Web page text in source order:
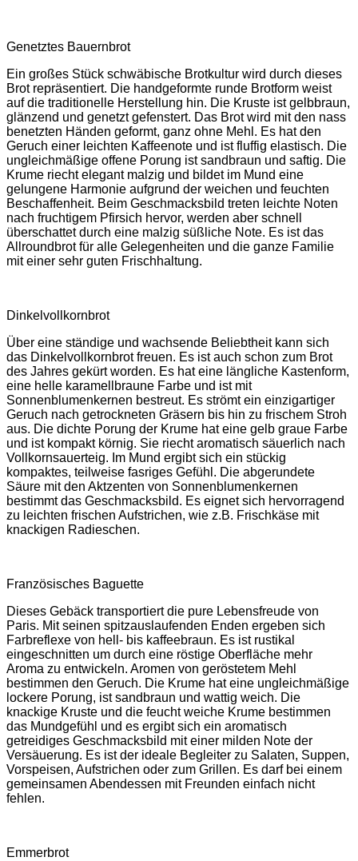
Genetztes Bauernbrot
Ein großes Stück schwäbische Brotkultur wird durch dieses
Brot repräsentiert. Die handgeformte runde Brotform weist
auf die traditionelle Herstellung hin. Die Kruste ist gelbbraun,
glänzend und genetzt gefenstert. Das Brot wird mit den nass
benetzten Händen geformt, ganz ohne Mehl. Es hat den
Geruch einer leichten Kaffeenote und ist fluffig elastisch. Die
ungleichmäßige offene Porung ist sandbraun und saftig. Die
Krume riecht elegant malzig und bildet im Mund eine
gelungene Harmonie aufgrund der weichen und feuchten
Beschaffenheit. Beim Geschmacksbild treten leichte Noten
nach fruchtigem Pfirsich hervor, werden aber schnell
überschattet durch eine malzig süßliche Note. Es ist das
Allroundbrot für alle Gelegenheiten und die ganze Familie
mit einer sehr guten Frischhaltung.
Dinkelvollkornbrot
Über eine ständige und wachsende Beliebtheit kann sich
das Dinkelvollkornbrot freuen. Es ist auch schon zum Brot
des Jahres gekürt worden. Es hat eine längliche Kastenform,
eine helle karamellbraune Farbe und ist mit
Sonnenblumenkernen bestreut. Es strömt ein einzigartiger
Geruch nach getrockneten Gräsern bis hin zu frischem Stroh
aus. Die dichte Porung der Krume hat eine gelb graue Farbe
und ist kompakt körnig. Sie riecht aromatisch säuerlich nach
Vollkornsauerteig. Im Mund ergibt sich ein stückig
kompaktes, teilweise fasriges Gefühl. Die abgerundete
Säure mit den Aktzenten von Sonnenblumenkernen
bestimmt das Geschmacksbild. Es eignet sich hervorragend
zu leichten frischen Aufstrichen, wie z.B. Frischkäse mit
knackigen Radieschen.
Französisches Baguette
Dieses Gebäck transportiert die pure Lebensfreude von
Paris. Mit seinen spitzauslaufenden Enden ergeben sich
Farbreflexe von hell- bis kaffeebraun. Es ist rustikal
eingeschnitten um durch eine röstige Oberfläche mehr
Aroma zu entwickeln. Aromen von geröstetem Mehl
bestimmen den Geruch. Die Krume hat eine ungleichmäßige
lockere Porung, ist sandbraun und wattig weich. Die
knackige Kruste und die feucht weiche Krume bestimmen
das Mundgefühl und es ergibt sich ein aromatisch
getreidiges Geschmacksbild mit einer milden Note der
Versäuerung. Es ist der ideale Begleiter zu Salaten, Suppen,
Vorspeisen, Aufstrichen oder zum Grillen. Es darf bei einem
gemeinsamen Abendessen mit Freunden einfach nicht
fehlen.
Emmerbrot